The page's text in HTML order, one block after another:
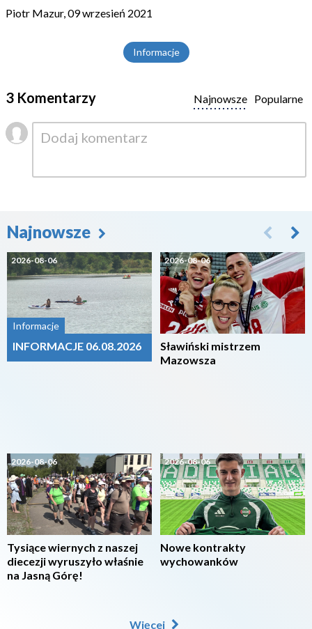
Piotr Mazur, 09 wrzesień 2021
Informacje
3 Komentarzy Popularne
Najnowsze
Najnowsze
2026-08-06
Informacje
INFORMACJE 06.08.2026
2026-08-06
Tysiące wiernych z naszej
diecezji wyruszyło właśnie
na Jasną Górę!
2026-08-06
Sławiński mistrzem
Mazowsza
2026-08-06
Nowe kontrakty
wychowanków
Więcej